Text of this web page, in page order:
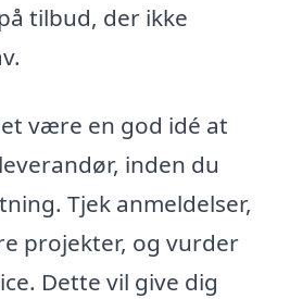
tilbud, der ikke
være en god idé at
inden du
Tjek anmeldelser,
projekter, og vurder
Dette vil give dig